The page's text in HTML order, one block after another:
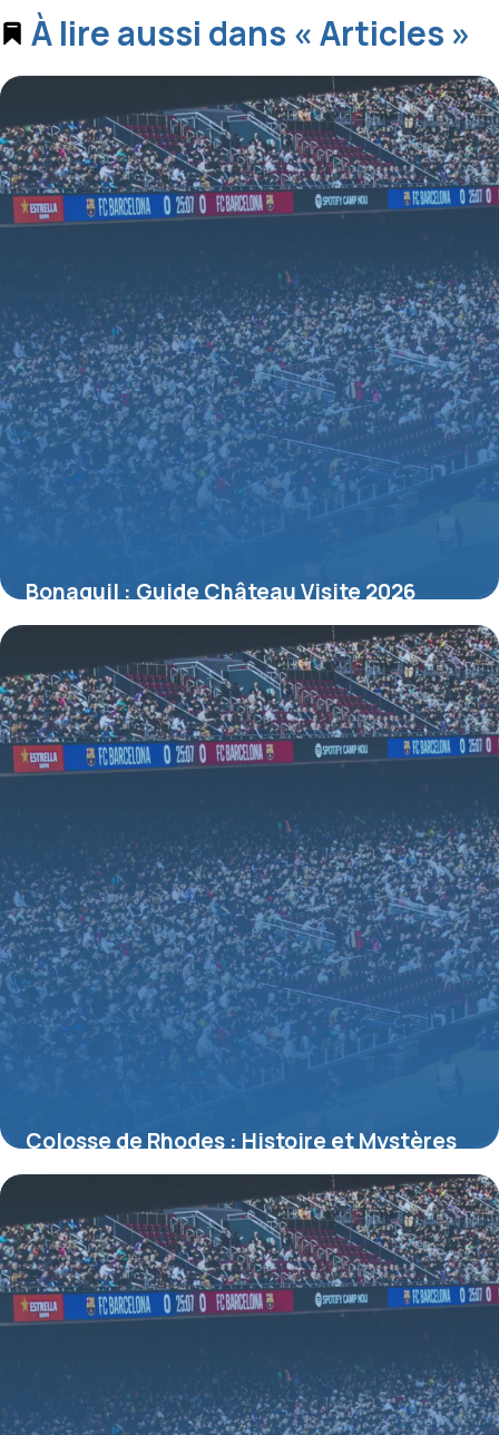
À lire aussi dans « Articles »
Bonaguil : Guide Château Visite 2026
10 juillet 2026
Colosse de Rhodes : Histoire et Mystères
2026
9 juillet 2026